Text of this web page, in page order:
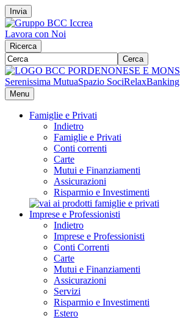
Invia
Lavora con Noi
Ricerca
Cerca
Serenissima MutuaSpazio SociRelaxBanking
Menu
Famiglie e Privati
Indietro
Famiglie e Privati
Conti correnti
Carte
Mutui e Finanziamenti
Assicurazioni
Risparmio e Investimenti
Imprese e Professionisti
Indietro
Imprese e Professionisti
Conti Correnti
Carte
Mutui e Finanziamenti
Assicurazioni
Servizi
Risparmio e Investimenti
Estero